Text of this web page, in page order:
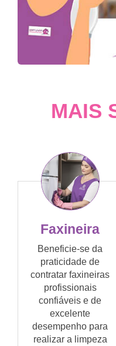
MAIS
Faxineira
Beneficie-se da
praticidade de
contratar faxineiras
profissionais
confiáveis e de
excelente
desempenho para
realizar a limpeza